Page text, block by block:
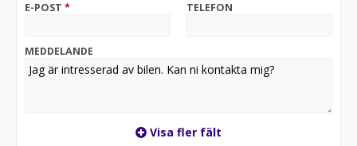
E-POST * TELEFON
MEDDELANDE
Visa fler fält